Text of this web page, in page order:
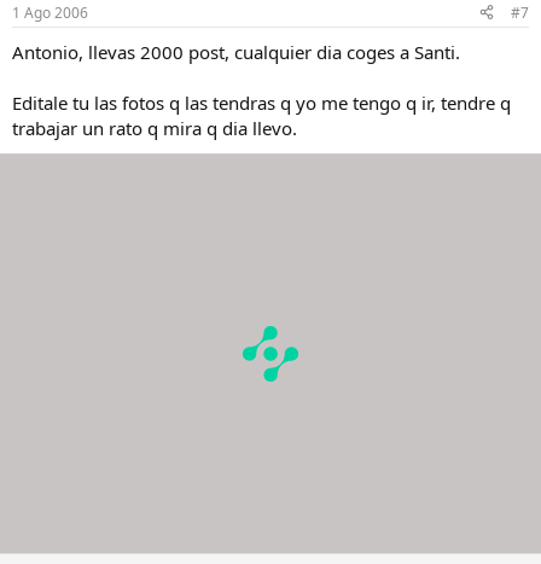
1 Ago 2006 #7
Antonio, llevas 2000 post, cualquier dia coges a Santi.
Editale tu las fotos q las tendras q yo me tengo q ir, tendre q
trabajar un rato q mira q dia llevo.